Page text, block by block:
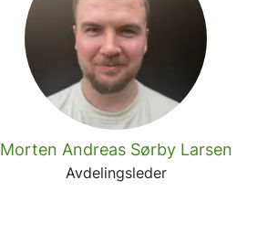
Morten Andreas Sørby Larsen
Avdelingsleder